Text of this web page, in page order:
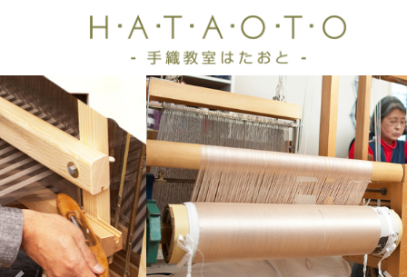
前
へ
次
へ